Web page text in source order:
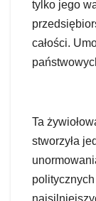
tylko jego
całości.
Ta
stworzyła